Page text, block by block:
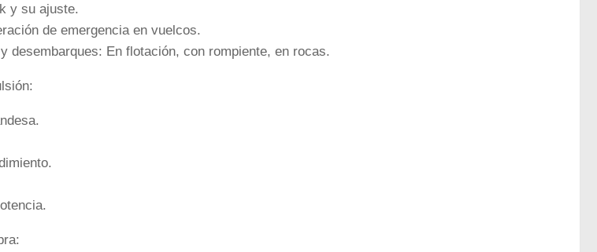
y su ajuste.
de emergencia en vuelcos.
desembarques: En flotación, con rompiente, en rocas.